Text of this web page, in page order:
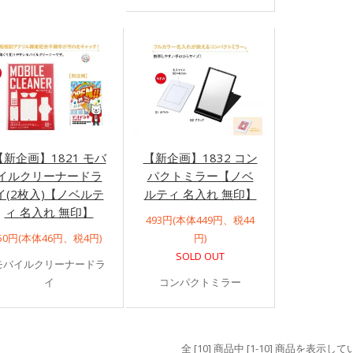
新企画】1821 モバ
ルクリーナードラ
(2枚入)【ノベルテ
ィ 名入れ 無印】
円(本体46円、税4円)
バイルクリーナードラ
イ
【新企画】1832 コン
パクトミラー【ノベ
ルティ 名入れ 無印】
493円(本体449円、税44
円)
SOLD OUT
コンパクトミラー
全 [10] 商品中 [1-10] 商品を表示して